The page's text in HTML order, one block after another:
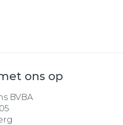
ons op
BVBA